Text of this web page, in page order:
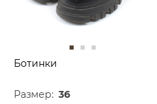
Ботинки
Размер: 36